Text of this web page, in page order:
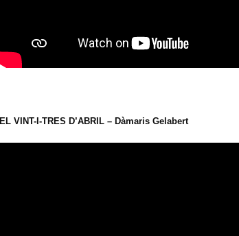
EL VINT-I-TRES D’ABRIL – Dàmaris Gelabert